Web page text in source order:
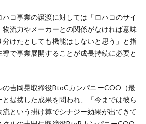
コ事業の譲渡に対しては「ロハコのサイ
物流力やメーカーとの関係がなければ意味
けたとしても機能はしないと思う」と指
で事業展開することが成長持続に必要と
の吉岡晃取締役BtoCカンパニーCOO（最
提携した成果を問われ、「今までは彼ら
という掛け算でシナジー効果が出てきて